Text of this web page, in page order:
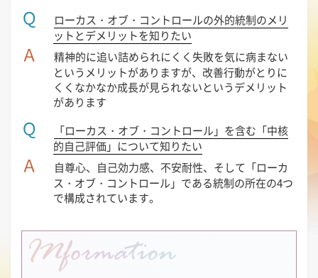
Ｑ
ローカス・オブ・コントロールの外的統制のメリ
ットとデメリットを知りたい
Ａ
精神的に追い詰められにくく失敗を気に病まない
というメリットがありますが、改善行動がとりに
くくなかなか成長が見られないというデメリット
があります
Ｑ
「ローカス・オブ・コントロール」を含む「中核
的自己評価」について知りたい
Ａ
自尊心、自己効力感、不安耐性、そして「ローカ
ス・オブ・コントロール」である統制の所在の4つ
で構成されています。